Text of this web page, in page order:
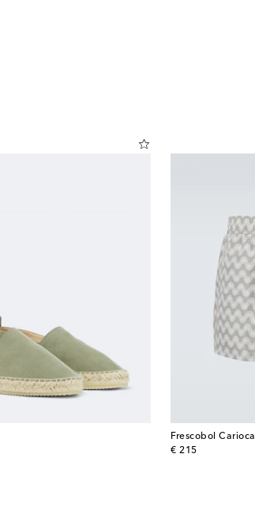
Frescobol Carioca
€ 215
original price